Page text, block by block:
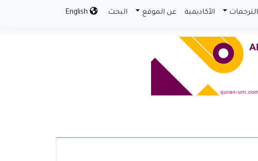
الترجمات الأكاديمية عن الموقع البحث